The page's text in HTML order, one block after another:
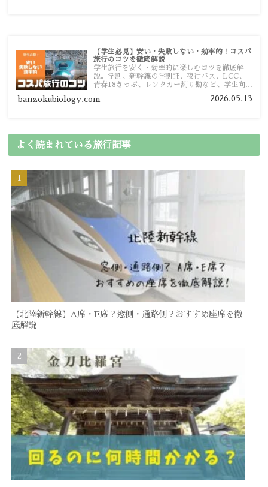
【学生必見】安い・失敗しない・効率的！コスパ
旅行のコツを徹底解説
学生旅行を安く・効率的に楽しむコツを徹底解
説。学割、新幹線の学割証、夜行バス、LCC、
青春18きっぷ、レンタカー割り勘など、学生向け
banzokubiology.com 2026.05.13
よく読まれている旅行記事
【北陸新幹線】A席・E席？窓側・通路側？おすすめ座席を徹
底解説